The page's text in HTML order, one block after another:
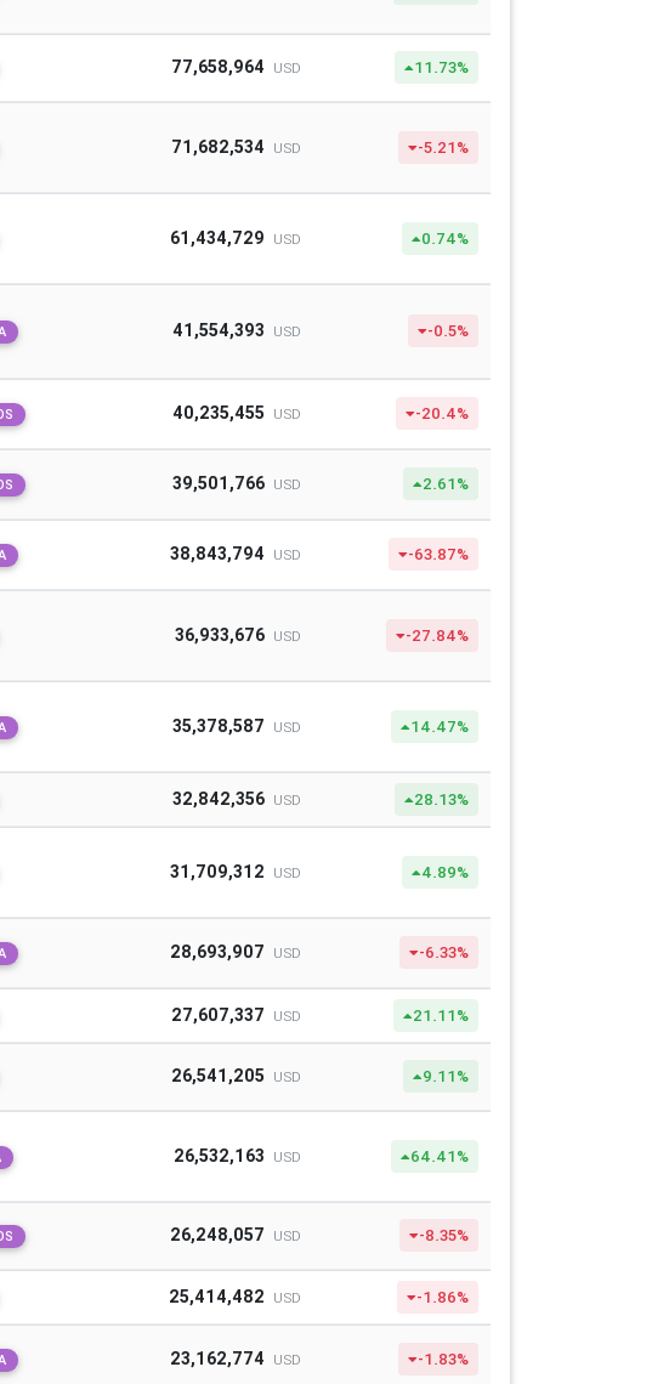
77,658,964 USD 11.73%
71,682,534 USD -5.21%
61,434,729 USD 0.74%
41,554,393 USD -0.5%
40,235,455 USD -20.4%
39,501,766 USD 2.61%
38,843,794 USD -63.87%
36,933,676 USD -27.84%
35,378,587 USD 14.47%
32,842,356 USD 28.13%
31,709,312 USD 4.89%
28,693,907 USD -6.33%
27,607,337 USD 21.11%
26,541,205 USD 9.11%
26,532,163 USD 64.41%
26,248,057 USD -8.35%
25,414,482 USD -1.86%
23,162,774 USD -1.83%